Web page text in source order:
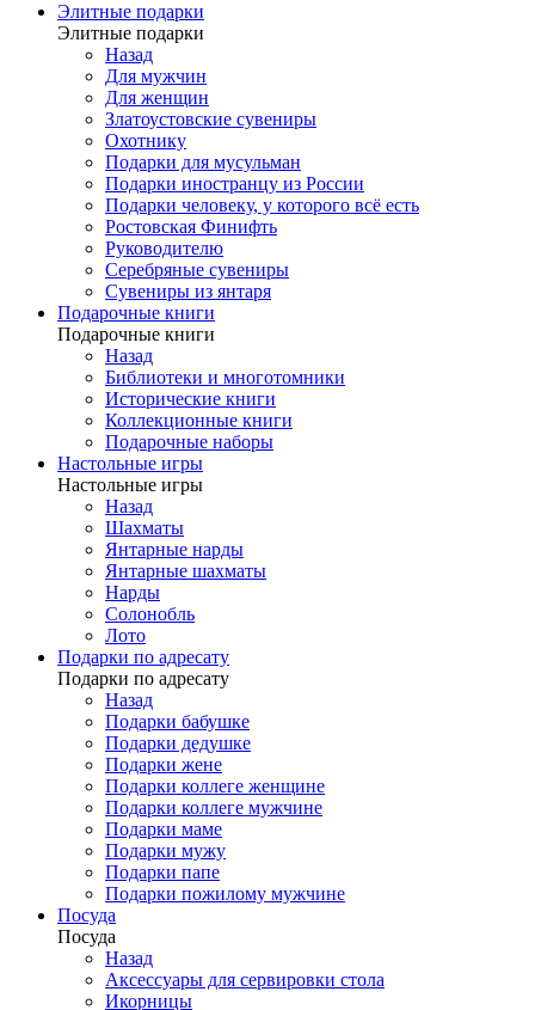
Элитные подарки
Элитные подарки
Назад
Для мужчин
Для женщин
Златоустовские сувениры
Охотнику
Подарки для мусульман
Подарки иностранцу из России
Подарки человеку, у которого всё есть
Ростовская Финифть
Руководителю
Серебряные сувениры
Сувениры из янтаря
Подарочные книги
Подарочные книги
Назад
Библиотеки и многотомники
Исторические книги
Коллекционные книги
Подарочные наборы
Настольные игры
Настольные игры
Назад
Шахматы
Янтарные нарды
Янтарные шахматы
Нарды
Солонобль
Лото
Подарки по адресату
Подарки по адресату
Назад
Подарки бабушке
Подарки дедушке
Подарки жене
Подарки коллеге женщине
Подарки коллеге мужчине
Подарки маме
Подарки мужу
Подарки папе
Подарки пожилому мужчине
Посуда
Посуда
Назад
Аксессуары для сервировки стола
Икорницы